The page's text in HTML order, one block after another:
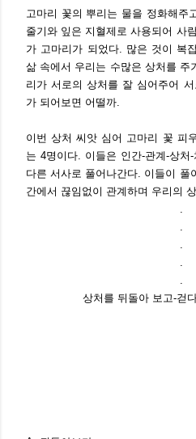
고마리 꽃의 뿌리는 물을 정화해주
줄기와 잎은 지혈제로 사용되어 사
가 고마리가 되 었다. 많은 것이 복
삶 속에서 우리는 수많은 상처를 주
리가 서로의 상처를 잘 심어주어
가 되어보면 어떨까.
이번 상처 씨앗 심어 고마리 꽃 피
는 4명이 다. 이들은 인간-관계-상
다른 서사로 풀어나간다. 이들이 풀
간에서 끊임없이 관계하며 우리의
상처를 뒤돌아 보고-걷